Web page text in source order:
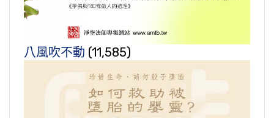
八風吹不動 (11,585)